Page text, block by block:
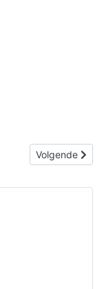
Volgende
Volgende